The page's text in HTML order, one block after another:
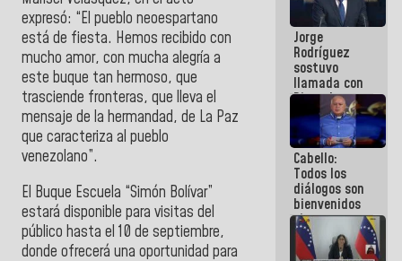
expresó: “El pueblo neoespartano
está de fiesta. Hemos recibido con
mucho amor, con mucha alegría a
este buque tan hermoso, que
trasciende fronteras, que lleva el
mensaje de la hermandad, de La Paz
que caracteriza al pueblo
venezolano”.
El Buque Escuela “Simón Bolívar”
estará disponible para visitas del
público hasta el 10 de septiembre,
donde ofrecerá una oportunidad para
Venezuela"
a servidores
públicos
Jorge
Rodríguez
sostuvo
llamada con
Dinorah
Figuera y
acuerdan
primer
encuentro
presencial
para el
diálogo
Cabello:
Todos los
diálogos son
bienvenidos
siempre que
estén en el
marco de la